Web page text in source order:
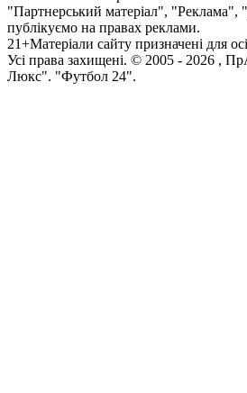
"Партнерський матеріал",
публікуємо на правах реклами.
21+Матеріали сайту призначені для
Усi права захищенi. © 2005 - 2026 ,
Люкс". "Футбол 24".